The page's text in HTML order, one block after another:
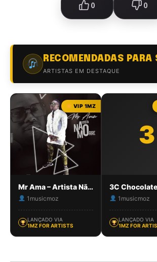
0 0
RECOMENDADAS PARA
ARTISTAS EM DESTAQUE
VIP 1MZ
Mr Ama – Artista Não Morre
1musicmoz
LANÇADO VIA
1MZ FOR ARTISTS
3
1musicmoz
LANÇADO VIA
1MZ FOR